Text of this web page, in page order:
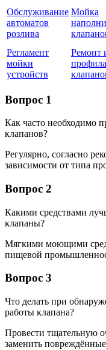
Обслуживание
автоматов
розлива
Мойка
Регламент
мойки
устройств
Ремонт
Вопрос 1
Как часто необходимо
клапанов?
Регулярно, согласно
зависимости от типа
Вопрос 2
Какими средствами
клапаны?
Мягкими моющими
пищевой
Вопрос 3
Что делать при
работы клапана?
Провести тщательную
заменить